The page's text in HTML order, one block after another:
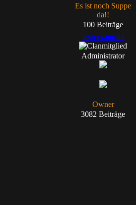
Es ist noch Suppe
da!!
100 Beiträge
jesters.mudo
Administrator
Owner
3082 Beiträge